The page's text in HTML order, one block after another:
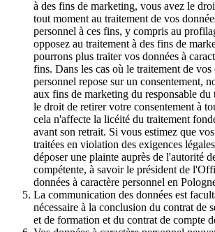
à des fins de marketing, vous avez le
tout moment au traitement de vos
personnel à ces fins, y compris au
opposez au traitement à des fins de
pourrons plus traiter vos données à
fins. Dans les cas où le traitement de vos
personnel repose sur un consentement,
aux fins de marketing du responsable du
le droit de retirer votre consentement à
cela n'affecte la licéité du traitement
avant son retrait. Si vous estimez que
traitées en violation des exigences
déposer une plainte auprès de l'autorité
compétente, à savoir le président de
données à caractère personnel en
La communication des données est
nécessaire à la conclusion du contrat de
et de formation et du contrat de compte